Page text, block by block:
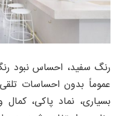
رنگ سفید، احساس نبود
عموماً بدون احساسات
بسیاری، نماد پاکی،